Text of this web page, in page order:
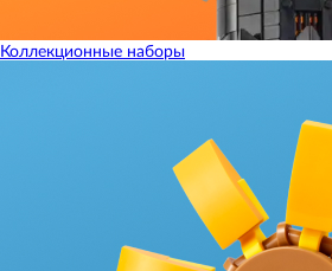
Коллекционные наборы